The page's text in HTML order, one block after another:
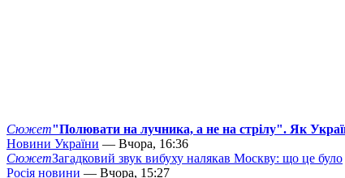
Сюжет"Полювати на лучника, а не на стрілу". Як
Новини України — Вчора, 16:36
СюжетЗагадковий звук вибуху налякав Москву: що це було
Росія новини — Вчора, 15:27